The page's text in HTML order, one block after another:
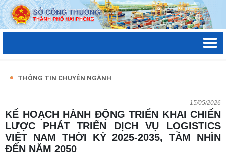
THÔNG TIN CHUYÊN NGÀNH
15/05/2026
KẾ HOẠCH HÀNH ĐỘNG TRIỂN KHAI CHIẾN
LƯỢC PHÁT TRIỂN DỊCH VỤ LOGISTICS
VIỆT NAM THỜI KỲ 2025-2035, TẦM NHÌN
ĐẾN NĂM 2050